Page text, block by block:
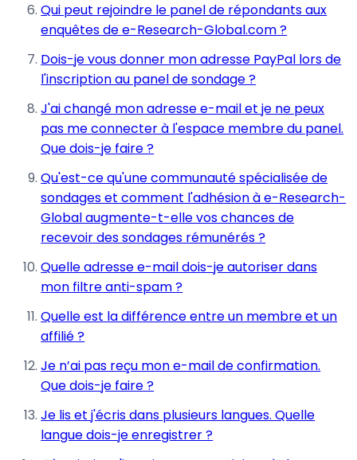
Qui peut rejoindre le panel de répondants aux
enquêtes de e-Research-Global.com ?
Dois-je vous donner mon adresse PayPal lors de
l'inscription au panel de sondage ?
J'ai changé mon adresse e-mail et je ne peux
pas me connecter à l'espace membre du panel.
Que dois-je faire ?
Qu'est-ce qu'une communauté spécialisée de
sondages et comment l'adhésion à e-Research-
Global augmente-t-elle vos chances de
recevoir des sondages rémunérés ?
Quelle adresse e-mail dois-je autoriser dans
mon filtre anti-spam ?
Quelle est la différence entre un membre et un
affilié ?
Je n’ai pas reçu mon e-mail de confirmation.
Que dois-je faire ?
Je lis et j'écris dans plusieurs langues. Quelle
langue dois-je enregistrer ?